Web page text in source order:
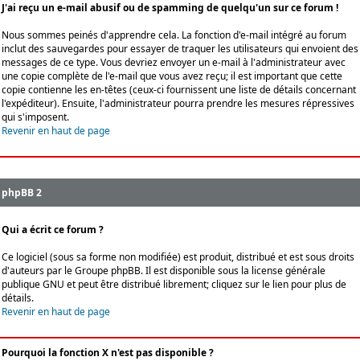
J'ai reçu un e-mail abusif ou de spamming de quelqu'un sur ce forum !
Nous sommes peinés d'apprendre cela. La fonction d'e-mail intégré au forum
inclut des sauvegardes pour essayer de traquer les utilisateurs qui envoient des
messages de ce type. Vous devriez envoyer un e-mail à l'administrateur avec
une copie complète de l'e-mail que vous avez reçu; il est important que cette
copie contienne les en-têtes (ceux-ci fournissent une liste de détails concernant
l'expéditeur). Ensuite, l'administrateur pourra prendre les mesures répressives
qui s'imposent.
Revenir en haut de page
phpBB 2
Qui a écrit ce forum ?
Ce logiciel (sous sa forme non modifiée) est produit, distribué et est sous droits
d'auteurs par leGroupe phpBB. Il est disponible sous la license générale
publique GNU et peut être distribué librement; cliquez sur le lien pour plus de
détails.
Revenir en haut de page
Pourquoi la fonction X n'est pas disponible ?